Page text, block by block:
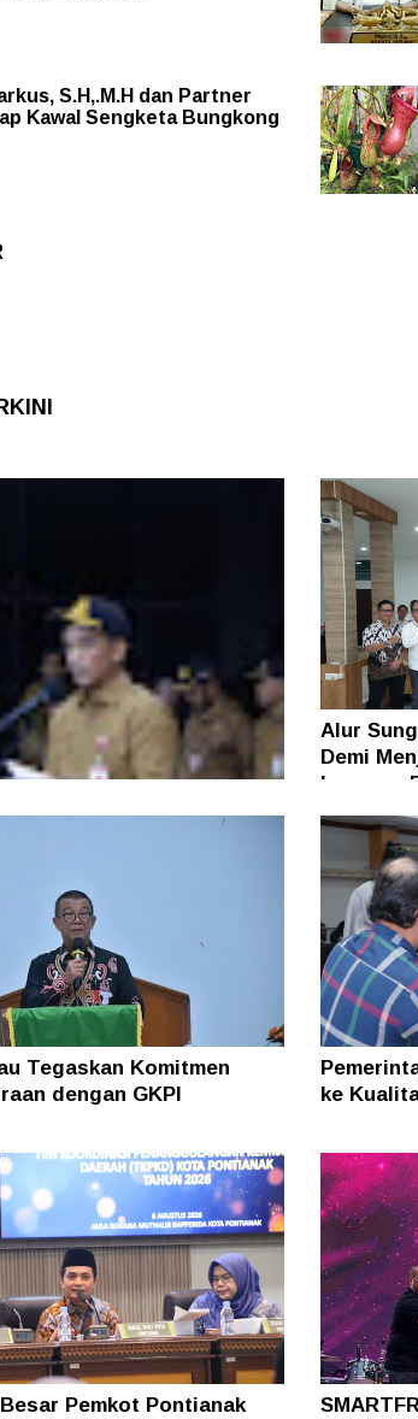
S.H,.M.H dan Partner
Kawal Sengketa Bungkong
Anggaran, Pemprov
TPP ASN Tetap Dibayar
Alur
Demi
Layanan
Tegaskan Komitmen
dengan GKPI
ke
Pemkot Pontianak